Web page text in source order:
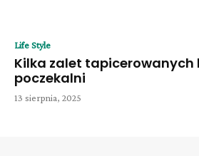
Life Style
Kilka zalet tapicerowanych
poczekalni
13 sierpnia, 2025